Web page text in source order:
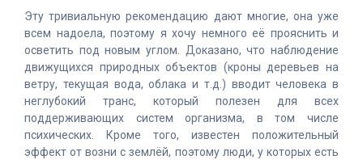
Эту тривиальную рекомендацию дают многие, она уже
всем надоела, поэтому я хочу немного её прояснить и
осветить под новым углом. Доказано, что наблюдение
движущихся природных объектов (кроны деревьев на
ветру, текущая вода, облака и т.д.) вводит человека в
неглубокий транс, который полезен для всех
поддерживающих систем организма, в том числе
психических. Кроме того, известен положительный
эффект от возни с землёй, поэтому люди, у которых есть